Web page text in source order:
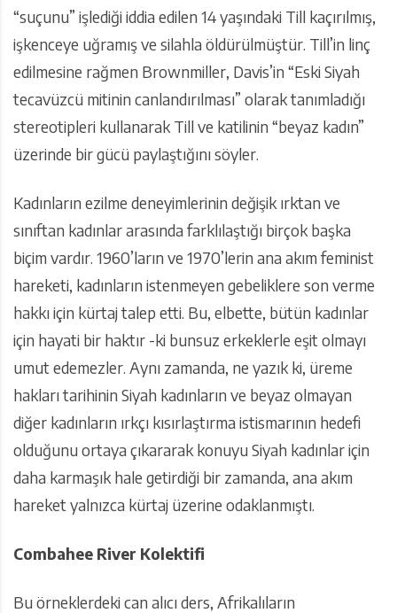
“suçunu” işlediği iddia edilen 14 yaşındaki Till kaçırılmış,
işkenceye uğramış ve silahla öldürülmüştür. Till’in linç
edilmesine rağmen Brownmiller, Davis’in “Eski Siyah
tecavüzcü mitinin canlandırılması” olarak tanımladığı
stereotipleri kullanarak Till ve katilinin “beyaz kadın”
üzerinde bir gücü paylaştığını söyler.
Kadınların ezilme deneyimlerinin değişik ırktan ve
sınıftan kadınlar arasında farklılaştığı birçok başka
biçim vardır. 1960’ların ve 1970’lerin ana akım feminist
hareketi, kadınların istenmeyen gebeliklere son verme
hakkı için kürtaj talep etti. Bu, elbette, bütün kadınlar
için hayati bir haktır -ki bunsuz erkeklerle eşit olmayı
umut edemezler. Aynı zamanda, ne yazık ki, üreme
hakları tarihinin Siyah kadınların ve beyaz olmayan
diğer kadınların ırkçı kısırlaştırma istismarının hedefi
olduğunu ortaya çıkararak konuyu Siyah kadınlar için
daha karmaşık hale getirdiği bir zamanda, ana akım
hareket yalnızca kürtaj üzerine odaklanmıştı.
Combahee River Kolektifi
Bu örneklerdeki can alıcı ders, Afrikalıların